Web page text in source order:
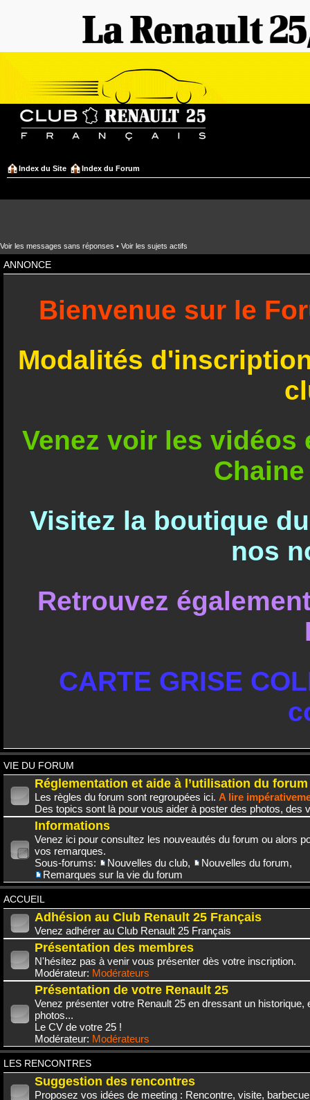
Index du Site Index du Forum
Voir les messages sans réponses • Voir les sujets actifs
ANNONCE
Bienvenue sur le
Modalités
Venez voir les
Visitez la boutique
nos
Retrouvez
CARTE GRISE
VIE DU FORUM
Réglementation et aide à l’utilisation du forum
Les règles du forum sont regroupées ici. A lire
Des topics sont là pour vous aider à poster des photos, des
Informations
Venez ici pour consultez les nouveautés du forum ou alors
vos remarques.
Sous-forums:
Nouvelles du club, Nouvelles du forum,
Remarques sur la vie du forum
ACCUEIL
Adhésion au Club Renault 25 Français
Venez adhérer au Club Renault 25 Français
Présentation des membres
N'hésitez pas à venir vous présenter dès votre inscription.
Modérateur: Modérateurs
Présentation de votre Renault 25
Venez présenter votre Renault 25 en dressant un historique,
photos...
Le CV de votre 25 !
Modérateur: Modérateurs
LES RENCONTRES
Suggestion des rencontres
Proposez vos idées de meeting : Rencontre, visite,